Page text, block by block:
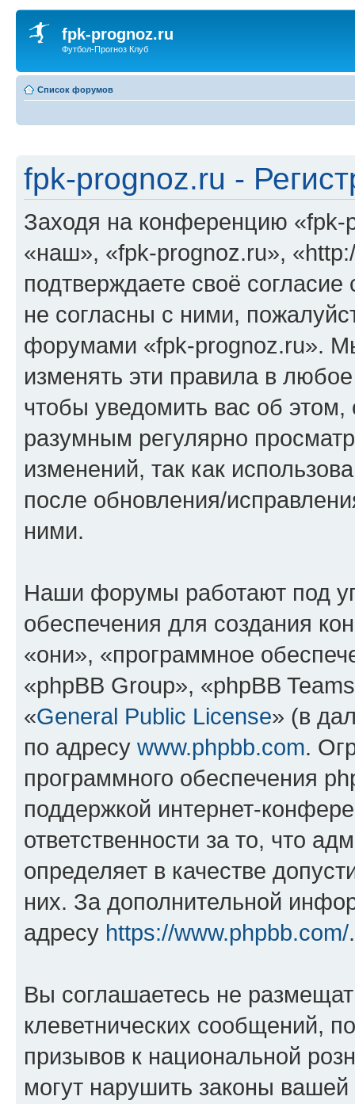
fpk-prognoz.ru
Футбол-Прогноз Клуб
Список форумов
fpk-prognoz.ru -
Заходя на конференцию
«наш», «fpk-prognoz.ru»,
подтверждаете своё
не согласны с ними,
форумами «fpk-prognoz.ru».
изменять эти правила в
чтобы уведомить вас об
разумным регулярно
изменений, так как
после обновления/
ними.
Наши форумы работают под
обеспечения для создания
«они», «программное
«phpBB Group», «phpBB
«General Public License» (в
по адресу www.phpbb.com.
программного обеспечения
поддержкой интернет-
ответственности за то, что
определяет в качестве
них. За дополнительной
адресу https://www.phpbb.com/.
Вы соглашаетесь не
клеветнических сообщений,
призывов к национальной
могут нарушить законы